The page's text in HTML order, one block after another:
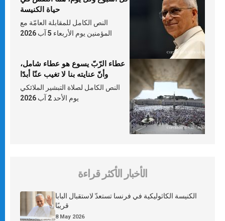
حياة الكنيسة
النص الكامل للمقابلة العامّة مع
المؤمنين يوم الأربعاء 5 آب 2026
عطاء الرّبّ يسوع هو عطاء شامل،
وأنّ عنايته بنا لا تغيب عنّا أبدًا
النص الكامل لصلاة التبشير الملائكي
يوم الأحد 2 آب 2026
الأخبار الأكثر قراءة
الكنيسة الكاثوليكية في فرنسا تستعدّ لاستقبال البابا
قريبًا
8 May 2026